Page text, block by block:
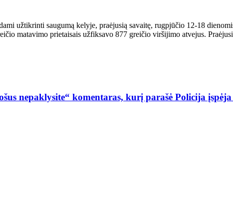
užtikrinti saugumą kelyje, praėjusią savaitę, rugpjūčio 12-18
matavimo prietaisais užfiksavo 877 greičio viršijimo atvejus.
nepaklysite“ komentaras, kurį parašė Policija